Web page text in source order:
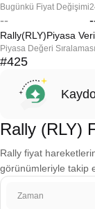
Bugünkü Fiyat Değişimi
--
Rally(RLY)Piyasa
Piyasa Değeri Sıralaması
#425
Rally (RLY)
Rally fiyat
görünümleriyle takip
Zaman